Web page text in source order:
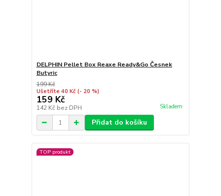
DELPHIN Pellet Box Reaxe Ready&Go Česnek
Butyric
199 Kč
Ušetříte 40 Kč (- 20 %)
159 Kč
142 Kč bez DPH Skladem
Přidat do košíku
TOP produkt